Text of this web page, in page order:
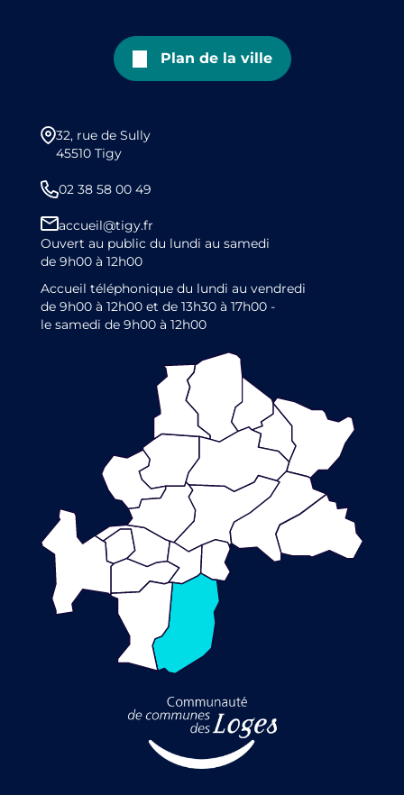
Plan de la ville
32, rue de Sully
45510 Tigy
02 38 58 00 49
accueil@tigy.fr
Ouvert au public du lundi au samedi
de 9h00 à 12h00
Accueil téléphonique du lundi au vendredi
de 9h00 à 12h00 et de 13h30 à 17h00 -
le samedi de 9h00 à 12h00